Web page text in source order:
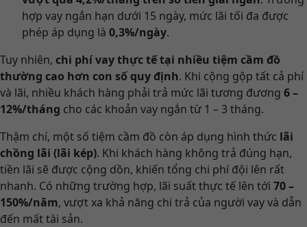
hợp vay ngắn hạn dưới 15 ngày, mức lãi tối đa được
phép áp dụng là 0,3%/ngày.
Tuy nhiên, chi phí vay thực tế tại nhiều tiệm cầm đồ
thường cao hơn con số quy định. Khi cộng gộp tất cả phí
và lãi, nhiều khách hàng phải trả mức lãi tương đương 6 –
12%/tháng cho các khoản vay ngắn từ 1 – 3 tháng.
Thậm chí, một số tiệm cầm đồ còn áp dụng hình thức lãi
chồng lãi (lãi kép). Khi khách hàng không trả đúng hạn,
tiền lãi sẽ được cộng dồn, khiến tổng chi phí đội lên rất
nhanh. Có những trường hợp, lãi suất thực tế lên tới 70 –
150%/năm, vượt xa khả năng chi trả của người vay và dẫn
đến mất tài sản.